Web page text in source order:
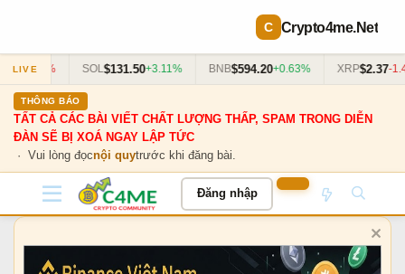
Crypto4me.Net
LIVE
-0.87% SOL$131.50+3.11% BNB$594.20+0.63% XRP$2.37-
THÔNG BÁO
TẤT CẢ CÁC BÀI VIẾT CHẤT LƯỢNG THẤP, SPAM TRONG DIỄN
ĐÀN SẼ BỊ XOÁ NGAY LẬP TỨC
· Vui lòng đọcnội quytrước khi đăng bài.
Đăng nhập